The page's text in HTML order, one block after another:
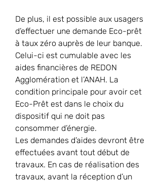
De plus, il est possible aux usagers
d’effectuer une demande Eco-prêt
à taux zéro auprès de leur banque.
Celui-ci est cumulable avec les
aides financières de REDON
Agglomération et l’ANAH. La
condition principale pour avoir cet
Eco-Prêt est dans le choix du
dispositif qui ne doit pas
consommer d’énergie.
Les demandes d’aides devront être
effectuées avant tout début de
travaux. En cas de réalisation des
travaux, avant la réception d’un